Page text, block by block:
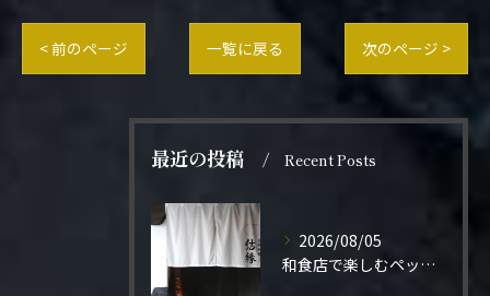
< 前のページ 一覧に戻る 次のページ >
最近の投稿 Recent Posts
2026/08/05
和食店で楽しむペット同伴の食事体験